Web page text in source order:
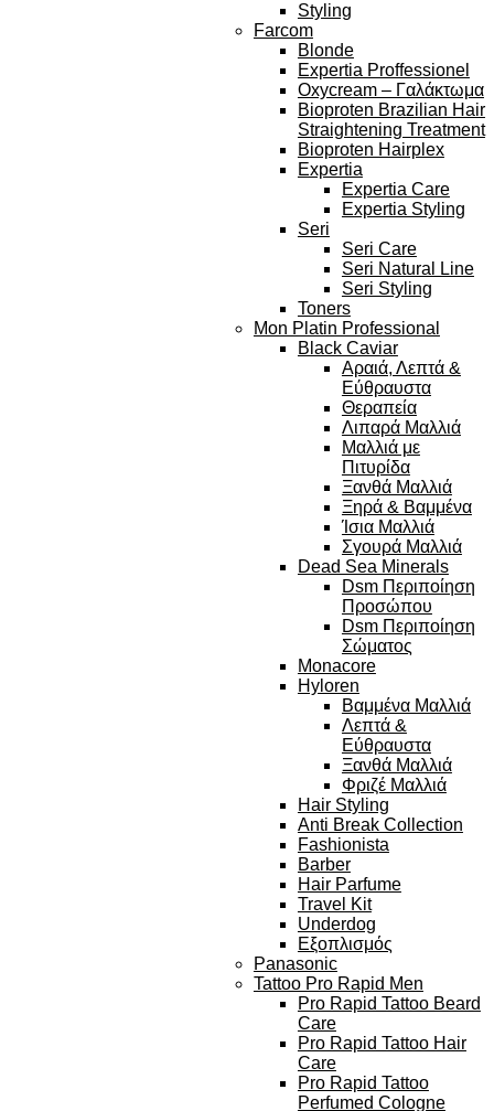
Styling
Farcom
Blonde
Expertia Proffessionel
Oxycream – Γαλάκτωμα
Bioproten Brazilian Hair
Straightening Treatment
Bioproten Hairplex
Expertia
Expertia Care
Expertia Styling
Seri
Seri Care
Seri Natural Line
Seri Styling
Toners
Mon Platin Professional
Black Caviar
Αραιά, Λεπτά &
Εύθραυστα
Θεραπεία
Λιπαρά Μαλλιά
Μαλλιά με
Πιτυρίδα
Ξανθά Μαλλιά
Ξηρά & Βαμμένα
Ίσια Μαλλιά
Σγουρά Μαλλιά
Dead Sea Minerals
Dsm Περιποίηση
Προσώπου
Dsm Περιποίηση
Σώματος
Monacore
Hyloren
Βαμμένα Μαλλιά
Λεπτά &
Εύθραυστα
Ξανθά Μαλλιά
Φριζέ Μαλλιά
Hair Styling
Anti Break Collection
Fashionista
Barber
Hair Parfume
Travel Kit
Underdog
Εξοπλισμός
Panasonic
Tattoo Pro Rapid Men
Pro Rapid Tattoo Beard
Care
Pro Rapid Tattoo Hair
Care
Pro Rapid Tattoo
Perfumed Cologne